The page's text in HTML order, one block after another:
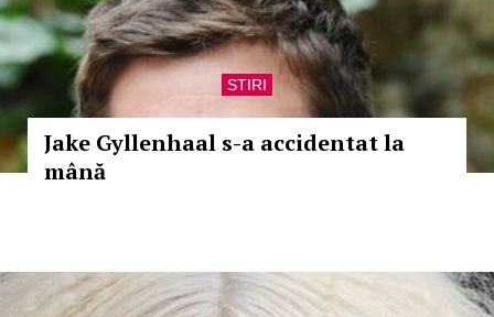
STIRI
Jake Gyllenhaal s-a accidentat la
mână